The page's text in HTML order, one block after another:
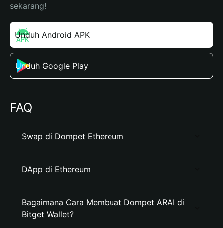
sekarang!
Unduh Android APK
Unduh Google Play
FAQ
Swap di Dompet Ethereum
DApp di Ethereum
Bagaimana Cara Membuat Dompet ARAI di
Bitget Wallet?